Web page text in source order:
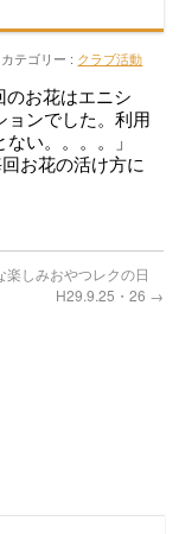
カテゴリー : クラブ活動
お花はエニシ
ョンでした。利用
い。。。。」
お花の活け方に
楽しみおやつレクの日
H29.9.25・26 →